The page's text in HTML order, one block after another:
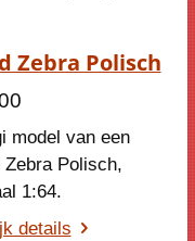
Zebra Polisch
model van een
Zebra Polisch,
1:64.
details